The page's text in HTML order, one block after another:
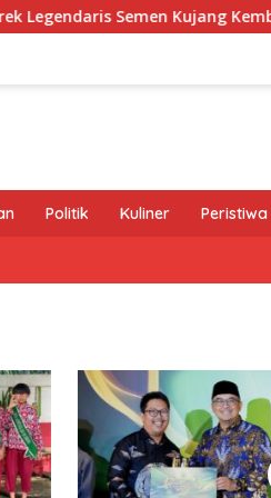
Semen Kujang Kembali
Politik Kuliner Peristiwa